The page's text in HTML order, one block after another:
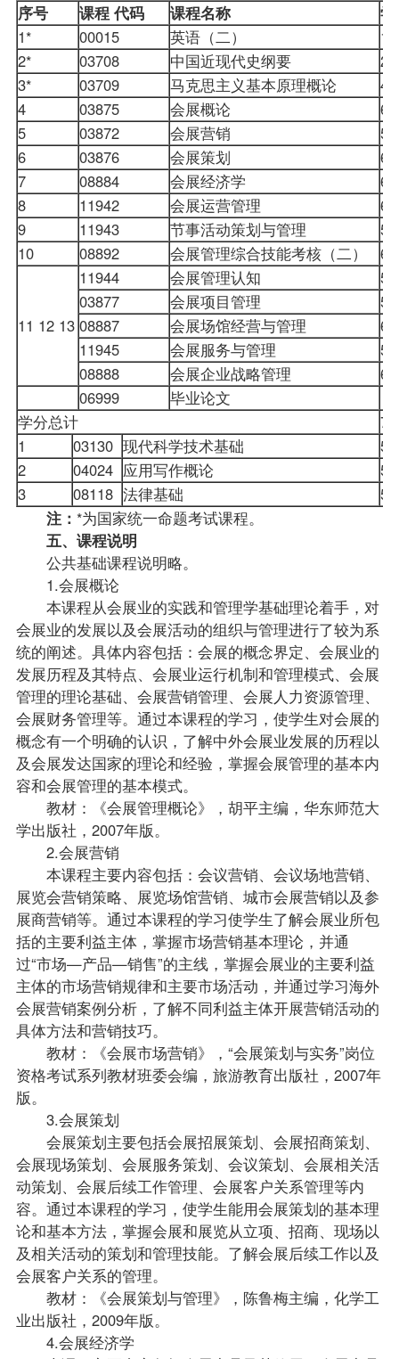
序号
课程 代码 课程名称
1*
00015 英语（二）
14
2*
03708 中国近现代史纲要
2
3*
03709 马克思主义基本原理概论
4
4
03875 会展概论
6
5
03872 会展营销
5
6
03876 会展策划
6
7
08884 会展经济学
6
8
11942 会展运营管理
6
9
11943 节事活动策划与管理
5
10
08892 会展管理综合技能考核（二） 6
11 12 13
11944 会展管理认知
5
03877
会展项目管理
5
08887
会展场馆经营与管理
6
11945
会展服务与管理
5
08888
会展企业战略管理
6
06999
毕业论文
学分总计
75
1
03130 现代科学技术基础
5
2
04024 应用写作概论
5
3
08118 法律基础
5
注： *为国家统一命题考试课程。
五、课程说明
公共基础课程说明略。
1.会展概论
本课程从会展业的实践和管理学基础理论着手，对
会展业的发展以及会展活动的组织与管理进行了较为系
统的阐述。具体内容包括：会展的概念界定、会展业的
发展历程及其特点、会展业运行机制和管理模式、会展
管理的理论基础、会展营销管理、会展人力资源管理、
会展财务管理等。通过本课程的学习，使学生对会展的
概念有一个明确的认识，了解中外会展业发展的历程以
及会展发达国家的理论和经验，掌握会展管理的基本内
容和会展管理的基本模式。
教材：《会展管理概论》，胡平主编，华东师范大
学出版社，2007年版。
2.会展营销
本课程主要内容包括：会议营销、会议场地营销、
展览会营销策略、展览场馆营销、城市会展营销以及参
展商营销等。通过本课程的学习使学生了解会展业所包
括的主要利益主体，掌握市场营销基本理论，并通
过“市场—产品—销售”的主线，掌握会展业的主要利益
主体的市场营销规律和主要市场活动，并通过学习海外
会展营销案例分析，了解不同利益主体开展营销活动的
具体方法和营销技巧。
教材：《会展市场营销》，“会展策划与实务”岗位
资格考试系列教材班委会编，旅游教育出版社，2007年
版。
3.会展策划
会展策划主要包括会展招展策划、会展招商策划、
会展现场策划、会展服务策划、会议策划、会展相关活
动策划、会展后续工作管理、会展客户关系管理等内
容。通过本课程的学习，使学生能用会展策划的基本理
论和基本方法，掌握会展和展览从立项、招商、现场以
及相关活动的策划和管理技能。了解会展后续工作以及
会展客户关系的管理。
教材：《会展策划与管理》，陈鲁梅主编，化学工
业出版社，2009年版。
4.会展经济学